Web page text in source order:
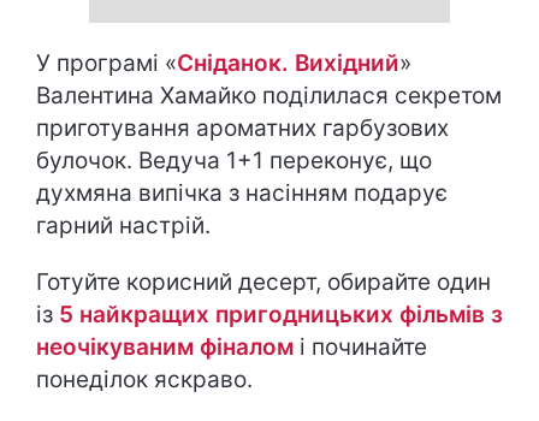
У програмі «Сніданок. Вихідний»
Валентина Хамайко поділилася секретом
приготування ароматних гарбузових
булочок. Ведуча 1+1 переконує, що
духмяна випічка з насінням подарує
гарний настрій.
Готуйте корисний десерт, обирайте один
із 5 найкращих пригодницьких фільмів з
неочікуваним фіналом і починайте
понеділок яскраво.